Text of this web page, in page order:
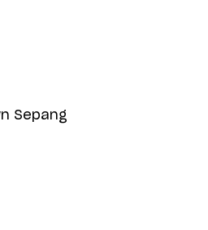
Sepang